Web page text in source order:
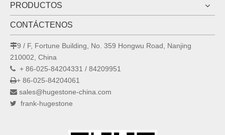
PRODUCTOS
CONTÁCTENOS
9 / F, Fortune Building, No. 359 Hongwu Road, Nanjing
210002, China
 + 86-025-84204331 / 84209951
+ 86-025-84204061
 sales@hugestone-china.com
 frank-hugestone